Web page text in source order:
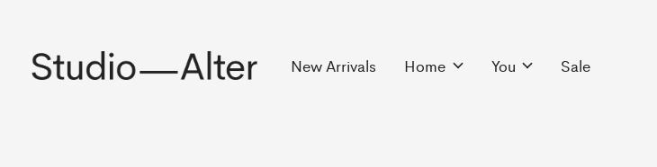
New Arrivals Home You Sale